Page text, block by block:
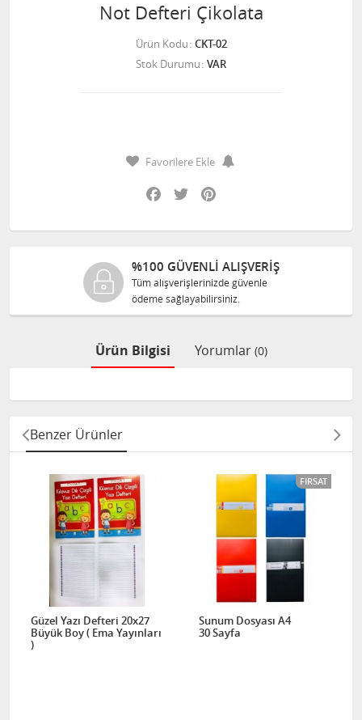
Not Defteri Çikolata
Ürün Kodu CKT-02
Stok Durumu VAR
Favorilere Ekle
Facebook
Twitter
%100 GÜVENLİ ALIŞVERİŞ
Tüm alışverişlerinizde güvenle
ödeme sağlayabilirsiniz.
Ürün Bilgisi Yorumlar (0)
Benzer Ürünler
Güzel Yazı Defteri 20x27
Büyük Boy ( Ema Yayınları
)
FIRSAT
Sunum Dosyası A4
30 Sayfa